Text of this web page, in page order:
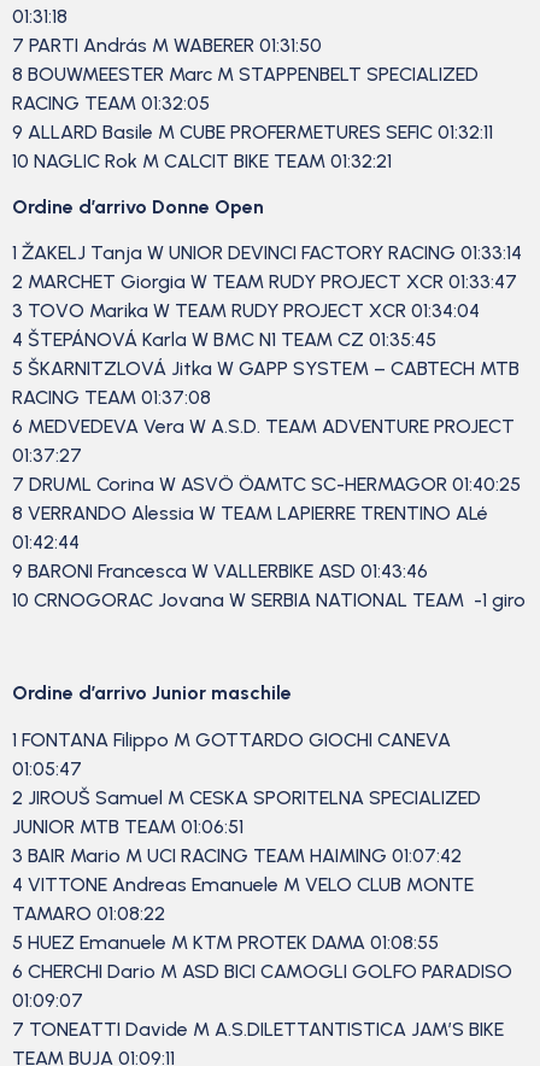
01:31:18
7 PARTI András M WABERER 01:31:50
8 BOUWMEESTER Marc M STAPPENBELT SPECIALIZED
RACING TEAM 01:32:05
9 ALLARD Basile M CUBE PROFERMETURES SEFIC 01:32:11
10 NAGLIC Rok M CALCIT BIKE TEAM 01:32:21
Ordine d’arrivo Donne Open
1 ŽAKELJ Tanja W UNIOR DEVINCI FACTORY RACING 01:33:14
2 MARCHET Giorgia W TEAM RUDY PROJECT XCR 01:33:47
3 TOVO Marika W TEAM RUDY PROJECT XCR 01:34:04
4 ŠTEPÁNOVÁ Karla W BMC N1 TEAM CZ 01:35:45
5 ŠKARNITZLOVÁ Jitka W GAPP SYSTEM – CABTECH MTB
RACING TEAM 01:37:08
6 MEDVEDEVA Vera W A.S.D. TEAM ADVENTURE PROJECT
01:37:27
7 DRUML Corina W ASVÖ ÖAMTC SC-HERMAGOR 01:40:25
8 VERRANDO Alessia W TEAM LAPIERRE TRENTINO ALé
01:42:44
9 BARONI Francesca W VALLERBIKE ASD 01:43:46
10 CRNOGORAC Jovana W SERBIA NATIONAL TEAM -1 giro
Ordine d’arrivo Junior maschile
1 FONTANA Filippo M GOTTARDO GIOCHI CANEVA
01:05:47
2 JIROUŠ Samuel M CESKA SPORITELNA SPECIALIZED
JUNIOR MTB TEAM 01:06:51
3 BAIR Mario M UCI RACING TEAM HAIMING 01:07:42
4 VITTONE Andreas Emanuele M VELO CLUB MONTE
TAMARO 01:08:22
5 HUEZ Emanuele M KTM PROTEK DAMA 01:08:55
6 CHERCHI Dario M ASD BICI CAMOGLI GOLFO PARADISO
01:09:07
7 TONEATTI Davide M A.S.DILETTANTISTICA JAM’S BIKE
TEAM BUJA 01:09:11